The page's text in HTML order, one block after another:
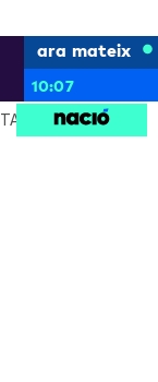
ara mateix
10:07
SYSTEM